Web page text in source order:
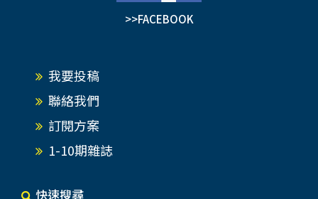
>>FACEBOOK
我要投稿
聯絡我們
訂閱方案
1-10期雜誌
快速搜尋